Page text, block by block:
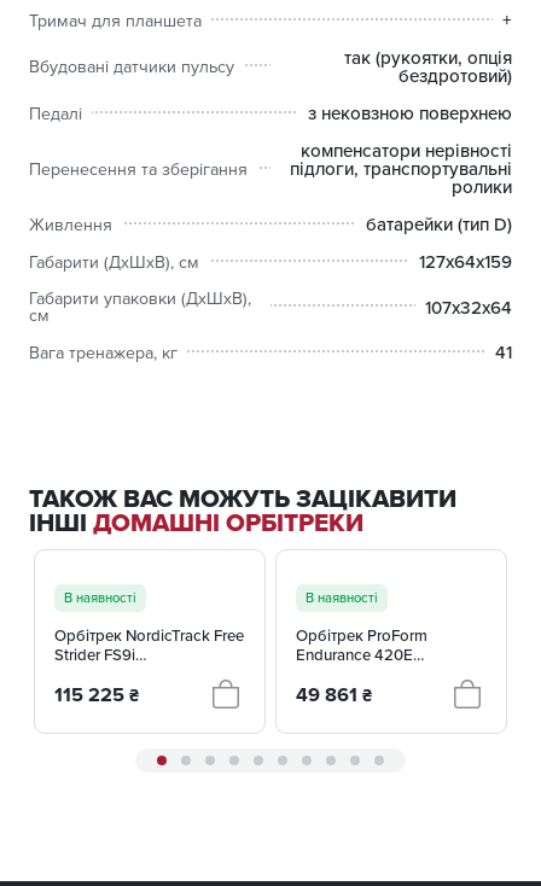
Тримач для планшета +
Вбудовані датчики пульсу так (рукоятки, опція
бездротовий)
Педалі з нековзною поверхнею
Перенесення та зберігання
компенсатори нерівності
підлоги, транспортувальні
ролики
Живлення батарейки (тип D)
Габарити (ДхШхВ), см 127х64х159
Габарити упаковки (ДхШхВ),
см 107x32х64
Вага тренажера, кг 41
ТАКОЖ ВАС МОЖУТЬ ЗАЦІКАВИТИ
ІНШІ ДОМАШНІ ОРБІТРЕКИ
В наявності
Орбітрек NordicTrack Free
Strider FS9i
115 225 ₴
В наявності
Орбітрек ProForm
Endurance 420E
49 861 ₴